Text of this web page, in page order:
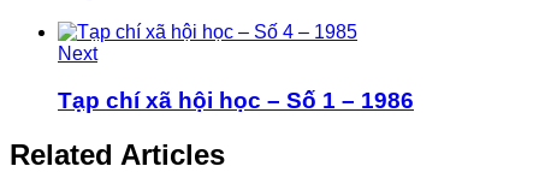
Next
Tạp chí xã hội học – Số 1 – 1986
Related Articles